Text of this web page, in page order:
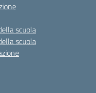
scuola
scuola